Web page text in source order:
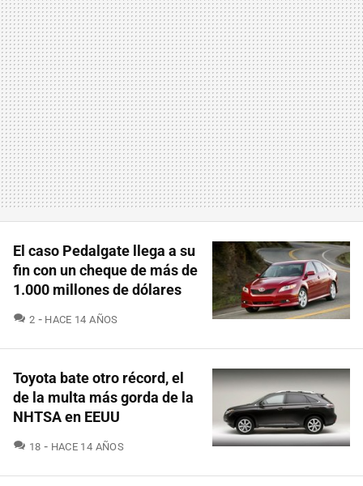
El caso Pedalgate llega a su
fin con un cheque de más de
1.000 millones de dólares
2 COMENTARIOS
HACE 14 AÑOS
Toyota bate otro récord, el
de la multa más gorda de la
NHTSA en EEUU
18 COMENTARIOS
HACE 14 AÑOS